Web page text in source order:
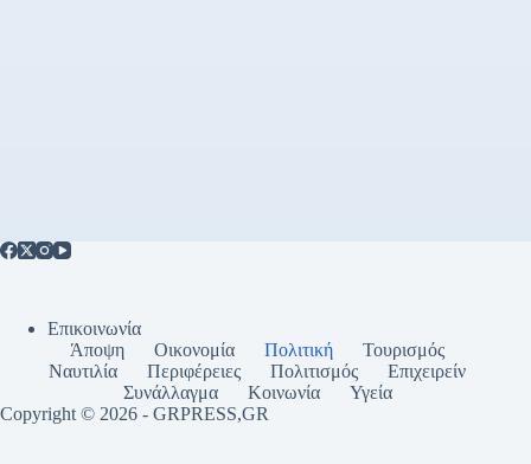
Επικοινωνία
Άποψη
Οικονομία Πολιτική
Τουρισμός
Ναυτιλία
Περιφέρειες Πολιτισμός
Επιχειρείν
Συνάλλαγμα
Κοινωνία
Υγεία
Copyright © 2026 - GRPRESS,GR